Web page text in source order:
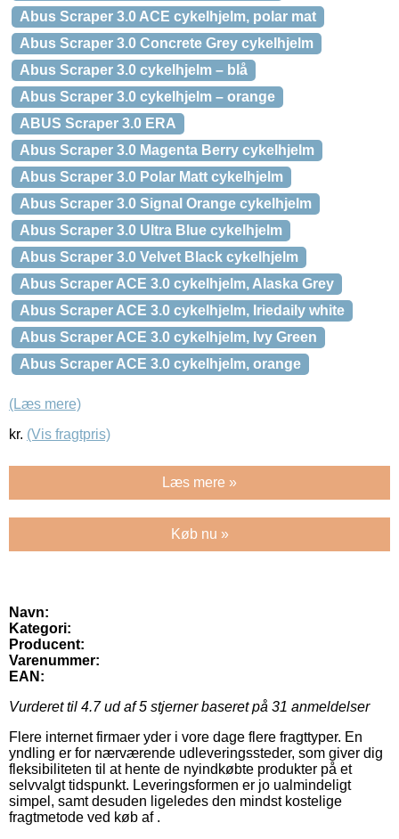
Abus Scraper 3.0 ACE cykelhjelm, polar mat
Abus Scraper 3.0 Concrete Grey cykelhjelm
Abus Scraper 3.0 cykelhjelm – blå
Abus Scraper 3.0 cykelhjelm – orange
ABUS Scraper 3.0 ERA
Abus Scraper 3.0 Magenta Berry cykelhjelm
Abus Scraper 3.0 Polar Matt cykelhjelm
Abus Scraper 3.0 Signal Orange cykelhjelm
Abus Scraper 3.0 Ultra Blue cykelhjelm
Abus Scraper 3.0 Velvet Black cykelhjelm
Abus Scraper ACE 3.0 cykelhjelm, Alaska Grey
Abus Scraper ACE 3.0 cykelhjelm, Iriedaily white
Abus Scraper ACE 3.0 cykelhjelm, Ivy Green
Abus Scraper ACE 3.0 cykelhjelm, orange
(Læs mere)
kr. (Vis fragtpris)
Læs mere »
Køb nu »
Navn:
Kategori:
Producent:
Varenummer:
EAN:
Vurderet til 4.7ud af 5 stjerner baseret på 31 anmeldelser
Flere internet firmaer yder i vore dage flere fragttyper. En
yndling er for nærværende udleveringssteder, som giver dig
fleksibiliteten til at hente de nyindkøbte produkter på et
selvvalgt tidspunkt. Leveringsformen er jo ualmindeligt
simpel, samt desuden ligeledes den mindst kostelige
fragtmetode ved køb af .